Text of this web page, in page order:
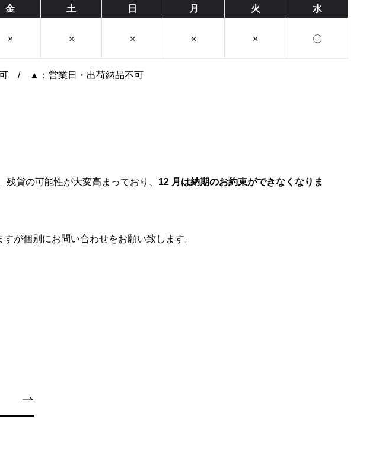
金 土 日 月 火 水
× × × × × 〇
/ ▲：営業日・出荷納品不可
貨の可能性が大変高まっており、 12 月は納期のお約束ができなくなりま
が個別にお問い合わせをお願い致します。